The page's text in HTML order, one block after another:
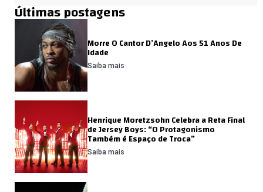
Últimas postagens
Morre O Cantor D’Angelo Aos 51 Anos De
Idade
Saiba mais
Henrique Moretzsohn Celebra a Reta Final
de Jersey Boys: “O Protagonismo
Também é Espaço de Troca”
Saiba mais